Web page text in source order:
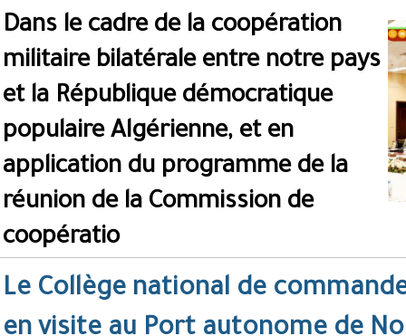
Dans le cadre de la coopération
militaire bilatérale entre notre pays
et la République démocratique
populaire Algérienne, et en
application du programme de la
réunion de la Commission de
coopératio
Le Collège national de
en visite au Port autonome de